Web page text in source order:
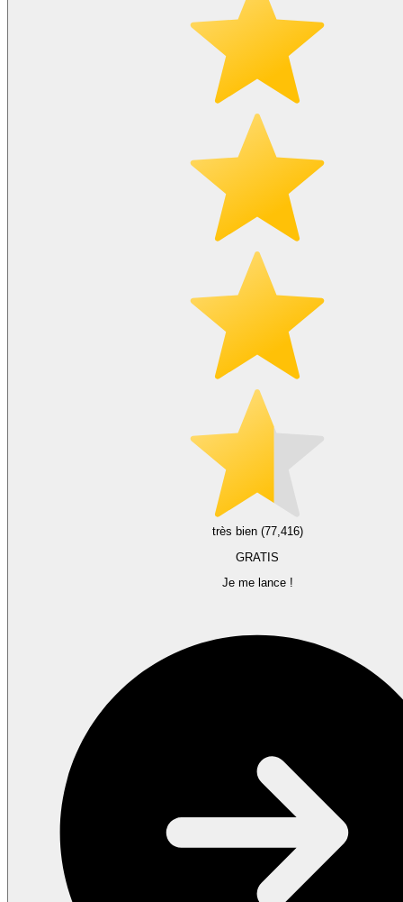
très bien (77,416)
GRATIS
Je me lance !